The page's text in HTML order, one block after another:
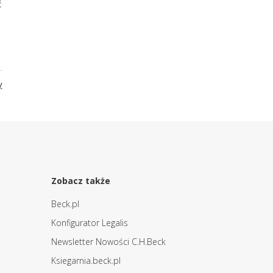
Zobacz także
Beck.pl
Konfigurator Legalis
Newsletter Nowości C.H.Beck
Ksiegarnia.beck.pl